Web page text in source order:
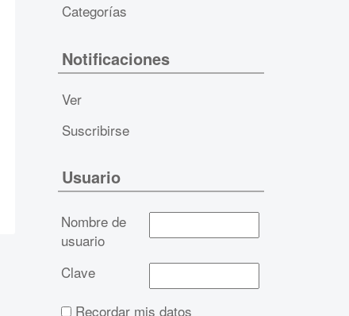
Categorías
Notificaciones
Ver
Suscribirse
Usuario
Nombre de
usuario
Clave
Recordar mis datos